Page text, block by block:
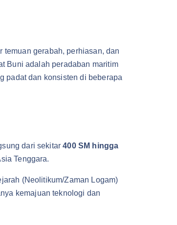
gerabah, perhiasan, dan
Buni adalah peradaban maritim
padat dan konsisten di beberapa
dari sekitar400 SM hingga
Tenggara.
(Neolitikum/Zaman Logam)
kemajuan teknologi dan